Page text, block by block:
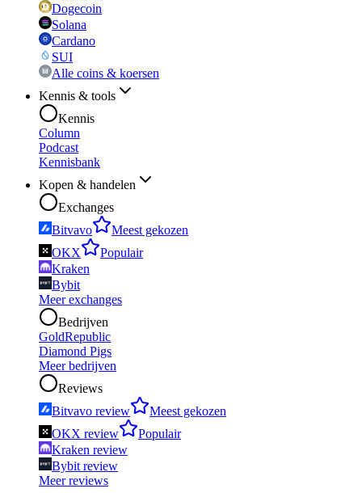
Dogecoin
Solana
Cardano
SUI
Alle coins & koersen
Kennis & tools
Kennis
Column
Podcast
Kennisbank
Kopen & handelen
Exchanges
Bitvavo
Meest gekozen
OKX
Populair
Kraken
Bybit
Meer exchanges
Bedrijven
GoldRepublic
Diamond Pigs
Meer bedrijven
Reviews
Bitvavo review
Meest gekozen
OKX review
Populair
Kraken review
Bybit review
Meer reviews